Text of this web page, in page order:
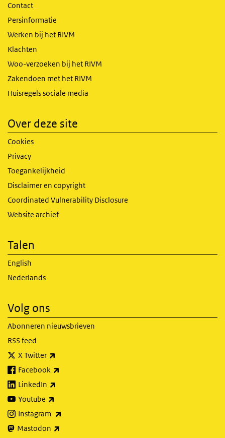
Contact
Persinformatie
Werken bij het RIVM
Klachten
Woo-verzoeken bij het RIVM
Zakendoen met het RIVM
Huisregels sociale media
Over deze site
Cookies
Privacy
Toegankelijkheid
Disclaimer en copyright
Coordinated Vulnerability Disclosure
Website archief
Talen
English
Nederlands
Volg ons
Abonneren nieuwsbrieven
RSS feed
X Twitter
Facebook
LinkedIn
Youtube
Instagram
Mastodon